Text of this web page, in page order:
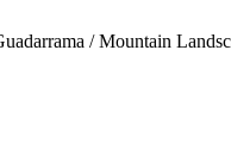
/ Mountain